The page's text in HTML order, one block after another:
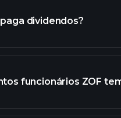
relatórios
dividendos?
ações de alto
funcionários ZOF